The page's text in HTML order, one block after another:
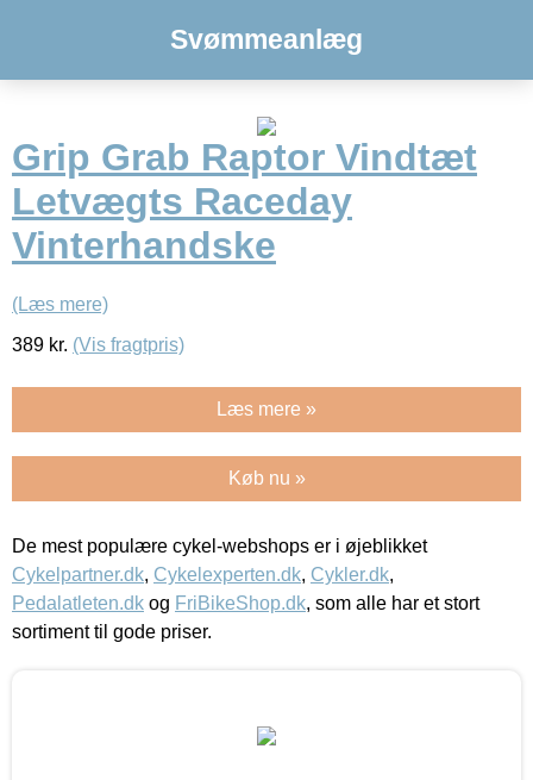
Svømmeanlæg
Grip Grab Raptor Vindtæt
Letvægts Raceday
Vinterhandske
(Læs mere)
389 kr. (Vis fragtpris)
Læs mere »
Køb nu »
De mest populære cykel-webshops er i øjeblikket
Cykelpartner.dk, Cykelexperten.dk, Cykler.dk,
Pedalatleten.dk og FriBikeShop.dk, som alle har et stort
sortiment til gode priser.